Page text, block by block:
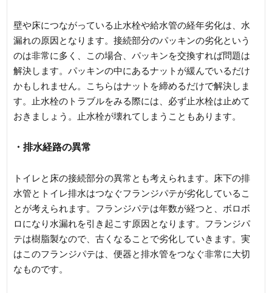
壁や床につながっている止水栓や給水管の経年劣化は、水
漏れの原因となります。接続部分のパッキンの劣化という
のは非常に多く、この場合、パッキンを交換すれば問題は
解決します。パッキンの中にあるナットが緩んでいるだけ
かもしれません。こちらはナットを締めるだけで解決しま
す。止水栓のトラブルをみる際には、必ず止水栓は止めて
おきましょう。止水栓が壊れてしまうこともあります。
・排水経路の異常
トイレと床の接続部分の異常とも考えられます。床下の排
水管とトイレ排水はつなぐフランジパテが劣化しているこ
とが考えられます。フランジパテは年数が経つと、ボロボ
ロになり水漏れを引き起こす原因となります。フランジパ
テは樹脂製なので、古くなることで劣化していきます。実
はこのフランジパテは、便器と排水管をつなぐ非常に大切
なものです。